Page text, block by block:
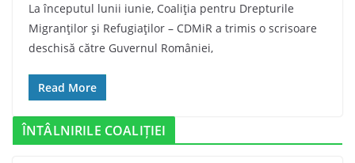
La începutul lunii iunie, Coaliţia pentru Drepturile
Migranţilor şi Refugiaţilor – CDMiR a trimis o scrisoare
deschisă către Guvernul României,
Read More
ÎNTÂLNIRILE COALIȚIEI